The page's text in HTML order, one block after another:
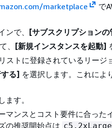
marketplace
で
ンで、 [サブスクリプション
、 [新規インスタンスを起動]
ストに登録されているリージ
る] を選択します。これによ
す。
マンスとコスト要件に合った
の推奨開始点は c5.2xLarge